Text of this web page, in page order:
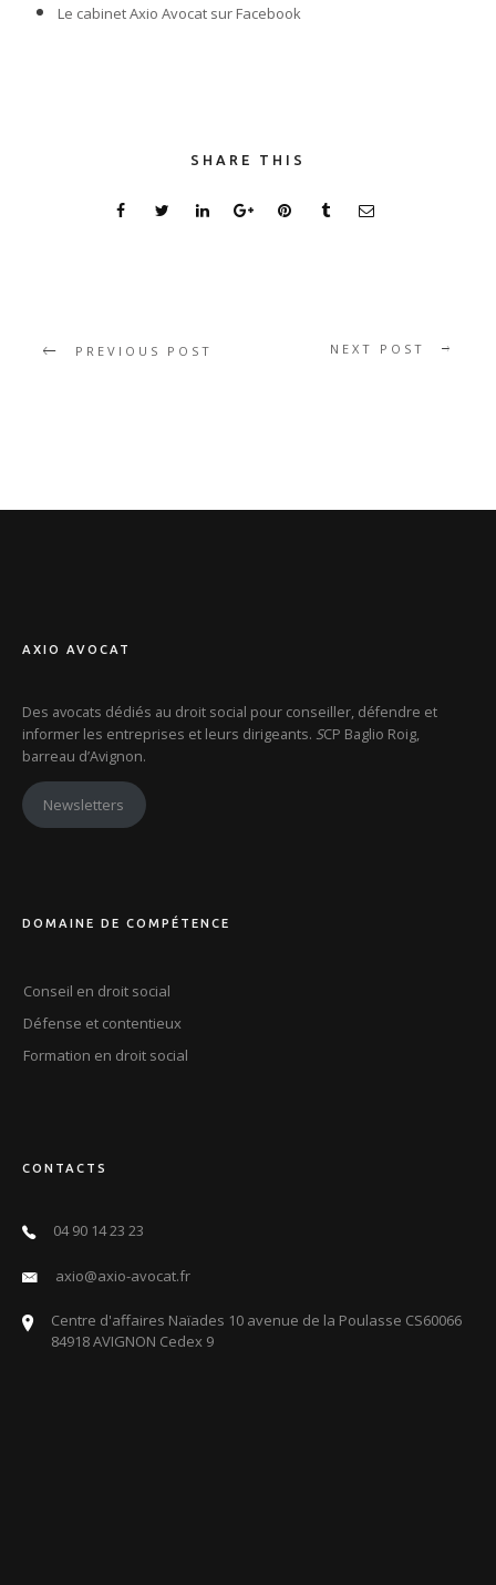
Le cabinet Axio Avocat sur Facebook
SHARE THIS
PREVIOUS POST NEXT POST
AXIO AVOCAT
Des avocats dédiés au droit social pour conseiller, défendre et
informer les entreprises et leurs dirigeants. SCP Baglio Roig,
barreau d’Avignon.
Newsletters
DOMAINE DE COMPÉTENCE
Conseil en droit social
Défense et contentieux
Formation en droit social
CONTACTS
04 90 14 23 23
axio@axio-avocat.fr
Centre d'affaires Naïades 10 avenue de la Poulasse CS60066
84918 AVIGNON Cedex 9